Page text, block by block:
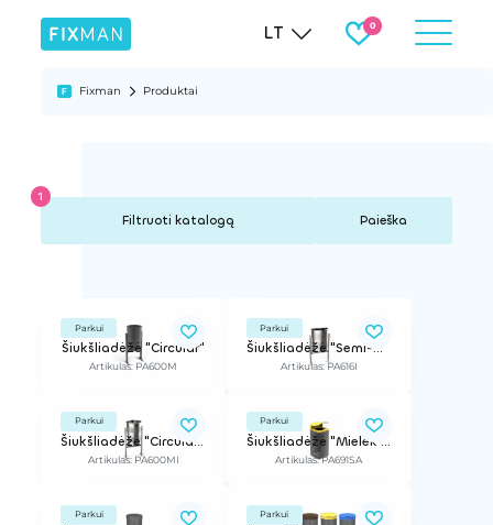
LT
Fixman Produktai
Paieška
Parkui
Šiukšliadėžė "Circular"
Artikulas: PA600M
Parkui
Šiukšliadėžė "Semi-Circular Inox"
Artikulas: PA616I
Parkui
Šiukšliadėžė "Circular Inox"
Artikulas: PA600MI
Parkui
Šiukšliadėžė "Mielek T Selectif"
Artikulas: PA691SA
Parkui Parkui